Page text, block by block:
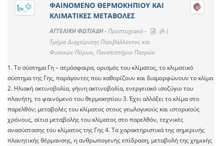
ΦΑΙΝΟΜΕΝΟ ΘΕΡΜΟΚΗΠΙΟΥ ΚΑΙ
ΚΛΙΜΑΤΙΚΕΣ ΜΕΤΑΒΟΛΕΣ
ΑΓΓΕΛΙΚΗ ΦΩΤΙΑΔΗ -Προπτυχιακό -
(A-)
Τμήμα Διαχείρισης Περιβάλλοντος και
Φυσικών Πόρων, Πανεπιστήμιο Πατρών
1. Το σύστημα Γη – ατμόσφαιρα, ορισμός του κλίματος, το κλιματικό
σύστημα της Γης, παράγοντες που καθορίζουν και διαμορφώνουν το κλίμα
2. Ηλιακή ακτινοβολία, γήινη ακτινοβολία, ενεργειακό ισοζύγιο του
πλανήτη, το φαινόμενο του θερμοκηπίου 3. Έχει αλλάξει το κλίμα στο
παρελθόν; μεταβολές του κλίματος στους γεωλογικούς και ιστορικούς
χρόνους, αίτια μεταβολής του κλίματος στο παρελθόν, τεχνικές
ανασύστασης του κλίματος της Γης 4. Τα χαρακτηριστικά της σημερινής
πλανητικής θέρμανσης, η ανθρωπογενής επίδραση, μεταβολή της χημικής